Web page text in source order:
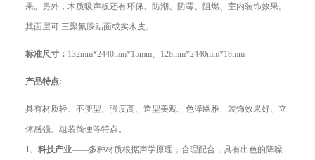
果。另外，木质吸声板还有环保、防潮、防霉、阻燃、室内装饰效果。
其面层可 三聚氰胺贴面或实木皮。
标准尺寸： 132mm*2440mm*15mm、128mm*2440mm*18mm
产品特点:
具有材质轻、不变型、强度高、造型美观、色泽幽雅、装饰效果好、立
体感强、组装简便等特点。
1、科技产业——多种材质根据声学原理，合理配合，具有出色的降噪